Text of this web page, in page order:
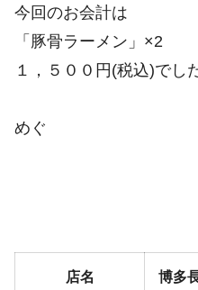
今回のお会計は
「豚骨ラーメン」×2
１，５００円(税込)でし
めぐ
店名 博多